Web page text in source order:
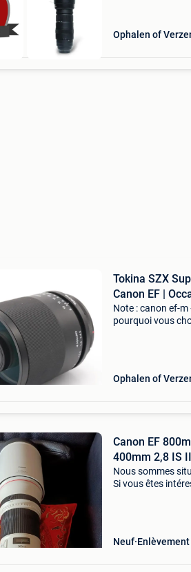
Ophalen of
Tokina SZX
Canon EF |
Note : canon ef-m
pourquoi vous
Ophalen of
Canon EF
400mm 2,8 IS II
Nous sommes
Si vous êtes
Neuf Enlèvement